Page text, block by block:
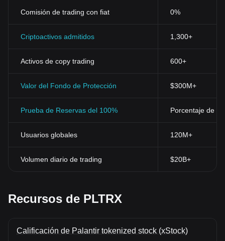
Comisión de trading con fiat 0%
Criptoactivos admitidos 1,300+
Activos de copy trading 600+
Valor del Fondo de Protección $300M+
Prueba de Reservas del 100% Porcentaje de
Usuarios globales 120M+
Volumen diario de trading $20B+
Recursos de PLTRX
Calificación de Palantir tokenized stock (xStock)